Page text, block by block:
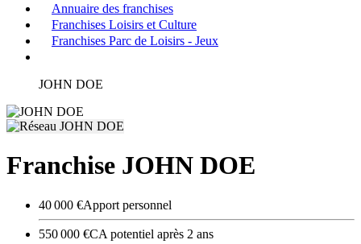
Annuaire des franchises
Franchises Loisirs et Culture
Franchises Parc de Loisirs - Jeux
JOHN DOE
Franchise JOHN DOE
40 000 €Apport personnel
550 000 €CA potentiel après 2 ans